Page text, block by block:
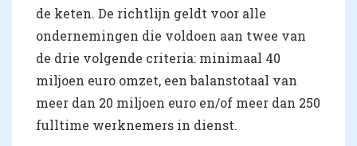
de keten. De richtlijn geldt voor alle
ondernemingen die voldoen aan twee van
de drie volgende criteria: minimaal 40
miljoen euro omzet, een balanstotaal van
meer dan 20 miljoen euro en/of meer dan 250
fulltime werknemers in dienst.